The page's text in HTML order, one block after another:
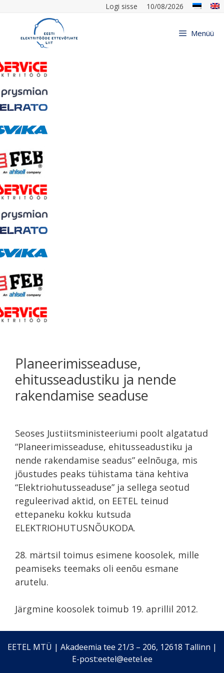
Logi sisse 10/08/2026
Menüü
Planeerimisseaduse,
ehitusseadustiku ja nende
rakendamise seaduse
Seoses Justiitsministeeriumi poolt algatatud
“Planeerimisseaduse, ehitusseadustiku ja
nende rakendamise seadus” eelnõuga, mis
jõustudes peaks tühistama täna kehtiva
“Elektriohutusseaduse” ja sellega seotud
reguleerivad aktid, on EETEL teinud
ettepaneku kokku kutsuda
ELEKTRIOHUTUSNÕUKODA.
28. märtsil toimus esimene koosolek, mille
peamiseks teemaks oli eenõu esmane
arutelu.
Järgmine koosolek toimub 19. aprillil 2012.
EETEL MTÜ | Akadeemia tee 21/3 – 206, 12618 Tallinn |
E-post:eetel@eetel.ee